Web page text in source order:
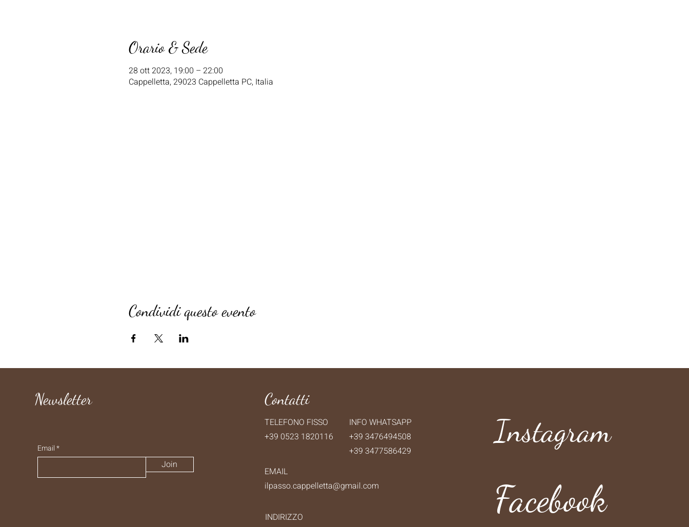
Orario & Sede
28 ott 2023, 19:00 – 22:00
Cappelletta, 29023 Cappelletta PC, Italia
Condividi questo evento
Newsletter
Email
Join
Contatti
TELEFONO FISSO
+39 0523 1820116
INFO WHATSAPP
+39 3476494508
+39 3477586429
EMAIL
ilpasso.cappelletta@gmail.com
INDIRIZZO
Instagram
Facebook